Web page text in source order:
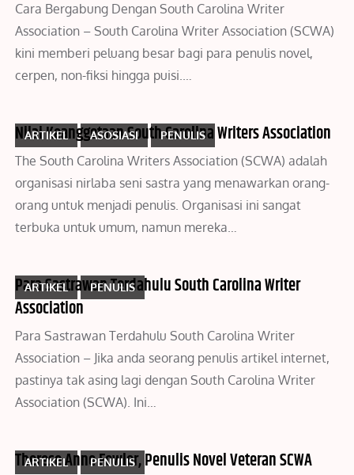
Cara Bergabung Dengan South Carolina Writer
Association – South Carolina Writer Association (SCWA)
kini memberi peluang besar bagi para penulis novel,
cerpen, non-fiksi hingga puisi.…
ARTIKEL ASOSIASI PENULIS
Nilai Keanggotaan South Carolina Writers Association
The South Carolina Writers Association (SCWA) adalah
organisasi nirlaba seni sastra yang menawarkan orang-
orang untuk menjadi penulis. Organisasi ini sangat
terbuka untuk umum, namun mereka…
ARTIKEL PENULIS
Para Sastrawan Terdahulu South Carolina Writer
Association
Para Sastrawan Terdahulu South Carolina Writer
Association – Jika anda seorang penulis artikel internet,
pastinya tak asing lagi dengan South Carolina Writer
Association (SCWA). Ini…
ARTIKEL PENULIS
Therese Anne Fowler, Penulis Novel Veteran SCWA